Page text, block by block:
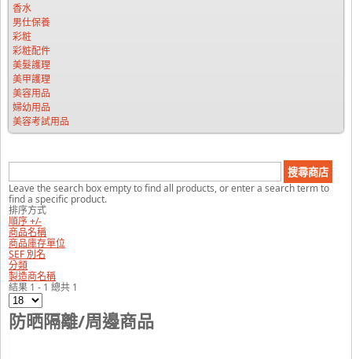
香水
男仕保養
彩粧
彩粧配件
美髮護理
美甲護理
美容用品
婦幼用品
美容考試用品
Leave the search box empty to find all products, or enter a search term to
find a specific product.
排序方式
順序 +/-
商品名稱
商品庫存單位
SEF 別名
分類
製造商名稱
結果 1 - 1 總共 1
防晒隔離/周邊商品